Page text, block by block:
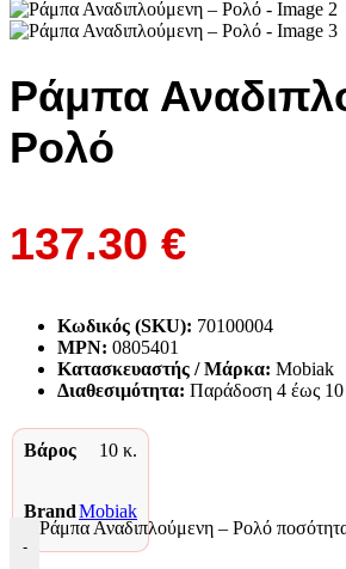
Ράμπα
Ρολό
137.30 €
Κωδικός (SKU): 70100004
MPN: 0805401
Κατασκευαστής / Μάρκα: Mobiak
Διαθεσιμότητα: Παράδoση 4 έως 10
Βάρος 10 κ.
BrandMobiak
-
Ράμπα Αναδιπλούμενη – Ρολό